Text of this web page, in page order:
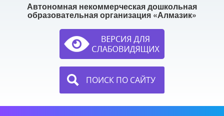
Автономная некоммерческая дошкольная
образовательная организация «Алмазик»
ПОИСК ПО САЙТУ